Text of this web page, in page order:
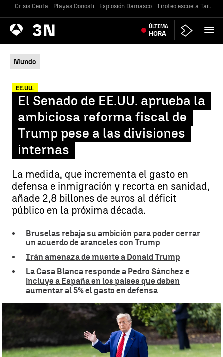
Crisis Ceuta Playas Donosti Explosión Damasco Tiroteo escuela
Antena
3 Noticias ÚLTIMA
HORA
Mundo
EE.UU.
El Senado de EE.UU. aprueba la
ambiciosa reforma fiscal de
Trump pese a las divisiones
internas
La medida, que incrementa el gasto en
defensa e inmigración y recorta en sanidad,
añade 2,8 billones de euros al déficit
público en la próxima década.
Bruselas rebaja su ambición para poder cerrar
un acuerdo de aranceles con Trump
Irán amenaza de muerte a Donald Trump
La Casa Blanca responde a Pedro Sánchez e
incluye a España en los países que deben
aumentar al 5% el gasto en defensa
El Senado de EE.UU. aprueba la ambiciosa reforma fiscal de Trump
pese a las divisiones internas |EFE